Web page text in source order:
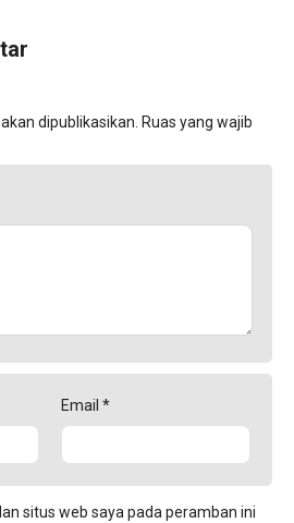
dipublikasikan. Ruas yang wajib
Email *
situs web saya pada peramban ini